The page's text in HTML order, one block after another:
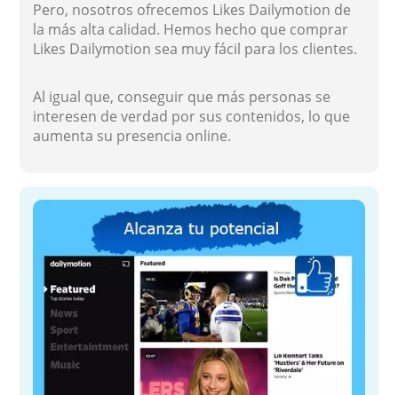
Pero, nosotros ofrecemos Likes Dailymotion de
la más alta calidad. Hemos hecho que comprar
Likes Dailymotion sea muy fácil para los clientes.
Al igual que, conseguir que más personas se
interesen de verdad por sus contenidos, lo que
aumenta su presencia online.